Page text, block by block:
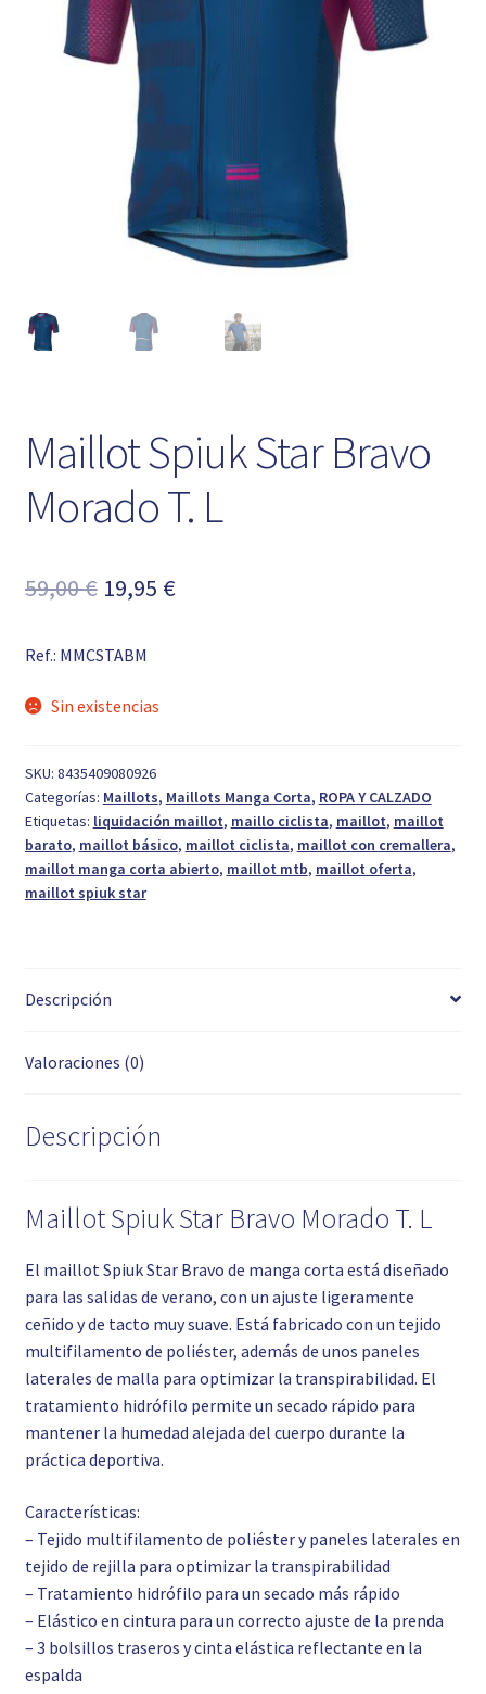
Maillot Spiuk Star Bravo
Morado T. L
59,00€ El
original
era:
19,95 €El
Ref.: MMCSTABM
Sin existencias
SKU: 8435409080926
Categorías: Maillots, Maillots Manga Corta, ROPA Y CALZADO
Etiquetas: liquidación maillot, maillo ciclista, maillot, maillot
barato, maillot básico, maillot ciclista, maillot con cremallera,
maillot manga corta abierto, maillot mtb, maillot oferta,
maillot spiuk star
Descripción
Valoraciones (0)
Descripción
Maillot Spiuk Star Bravo Morado T. L
El maillot Spiuk Star Bravo de manga corta está diseñado
para las salidas de verano, con un ajuste ligeramente
ceñido y de tacto muy suave. Está fabricado con un tejido
multifilamento de poliéster, además de unos paneles
laterales de malla para optimizar la transpirabilidad. El
tratamiento hidrófilo permite un secado rápido para
mantener la humedad alejada del cuerpo durante la
práctica deportiva.
Características:
– Tejido multifilamento de poliéster y paneles laterales en
tejido de rejilla para optimizar la transpirabilidad
– Tratamiento hidrófilo para un secado más rápido
– Elástico en cintura para un correcto ajuste de la prenda
– 3 bolsillos traseros y cinta elástica reflectante en la
espalda